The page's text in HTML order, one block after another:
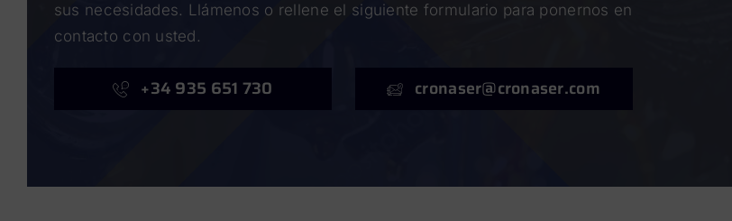
sus necesidades. Llámenos o rellene el siguiente formulario para ponernos en
contacto con usted.
+34 935 651 730 cronaser@cronaser.com